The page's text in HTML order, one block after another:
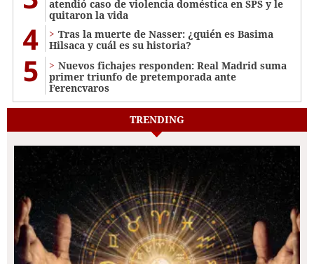
atendió caso de violencia doméstica en SPS y le
quitaron la vida
4
Tras la muerte de Nasser: ¿quién es Basima
Hilsaca y cuál es su historia?
5
Nuevos fichajes responden: Real Madrid suma
primer triunfo de pretemporada ante
Ferencvaros
TRENDING